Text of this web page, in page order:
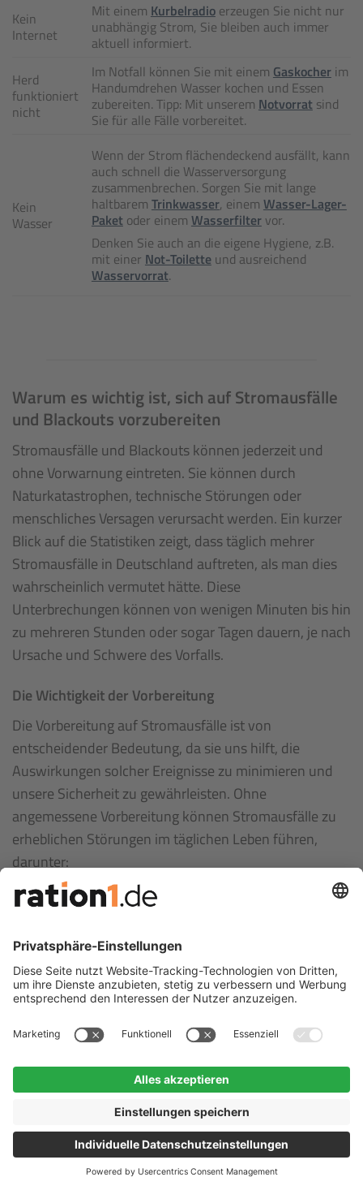
Kein
Internet
Mit einem Kurbelradioerzeugen Sie nicht nur
unabhängig Strom, Sie bleiben auch immer
aktuell informiert.
Herd
funktioniert
nicht
Im Notfall können Sie mit einem Gaskocherim
Handumdrehen Wasser kochen und Essen
zubereiten. Tipp: Mit unserem Notvorratsind
Sie für alle Fälle vorbereitet.
Kein
Wasser
Wenn der Strom flächendeckend ausfällt, kann
auch schnell die Wasserversorgung
zusammenbrechen. Sorgen Sie mit lange
haltbarem Trinkwasser, einem Wasser-Lager-
Paketoder einem Wasserfiltervor.
Denken Sie auch an die eigene Hygiene, z.B.
mit einer Not-Toiletteund ausreichend
Wasservorrat.
Warum es wichtig ist, sich auf Stromausfälle
und Blackouts vorzubereiten
Stromausfälle und Blackouts können jederzeit und
ohne Vorwarnung eintreten. Sie können durch
Naturkatastrophen, technische Störungen oder
menschliches Versagen verursacht werden. Ein kurzer
Blick auf die Statistiken zeigt, dass täglich mehrer
Stromausfälle in Deutschland auftreten, als man dies
wahrscheinlich vermutet hätte. Diese
Unterbrechungen können von wenigen Minuten bis hin
zu mehreren Stunden oder sogar Tagen dauern, je nach
Ursache und Schwere des Vorfalls.
Die Wichtigkeit der Vorbereitung
Die Vorbereitung auf Stromausfälle ist von
entscheidender Bedeutung, da sie uns hilft, die
Auswirkungen solcher Ereignisse zu minimieren und
unsere Sicherheit zu gewährleisten. Ohne
angemessene Vorbereitung können Stromausfälle zu
erheblichen Störungen im täglichen Leben führen,
darunter:
Kommunikationsausfall
: Ohne Strom funktionieren
besonders kritisch sein, wenn Notfalldienste nicht
erreicht werden können.
Versorgungsausfall: Elektrische Geräte wie
Kühlschränke und Gefrierschränke fallen aus, was
zum Verderben von Lebensmitteln führt. Auch
Heizsysteme, die auf Strom angewiesen sind,
funktionieren nicht, was besonders im Winter
gefährlich sein kann.
Medizinische Notfälle: Menschen, die auf
elektrische medizinische Geräte angewiesen sind,